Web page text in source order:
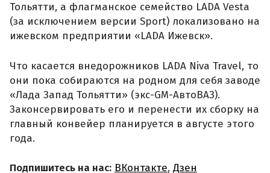
Тольятти, а флагманское семейство LADA Vesta
(за исключением версии Sport) локализовано на
ижевском предприятии «LADA Ижевск».
Что касается внедорожников LADA Niva Travel, то
они пока собираются на родном для себя заводе
«Лада Запад Тольятти» (экс-GM-АвтоВАЗ).
Законсервировать его и перенести их сборку на
главный конвейер планируется в августе этого
года.
Подпишитесь на нас: ВКонтакте, Дзен